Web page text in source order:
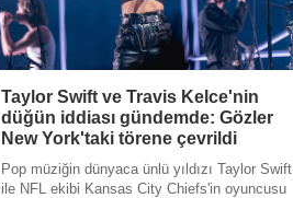
Taylor Swift ve Travis Kelce'nin
düğün iddiası gündemde: Gözler
New York'taki törene çevrildi
Pop müziğin dünyaca ünlü yıldızı Taylor Swift
ile NFL ekibi Kansas City Chiefs'in oyuncusu